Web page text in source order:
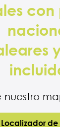
con
nuestro
de